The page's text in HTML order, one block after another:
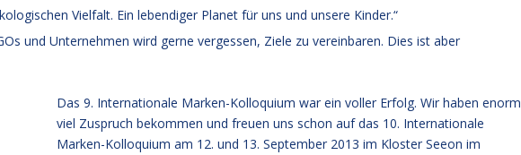
Vielfalt. Ein lebendiger Planet für uns und unsere Kinder.“
und Unternehmen wird gerne vergessen, Ziele zu vereinbaren. Dies ist aber
Das 9. Internationale Marken-Kolloquium war ein voller Erfolg. Wir haben enorm
viel Zuspruch bekommen und freuen uns schon auf das 10. Internationale
Marken-Kolloquium am 12. und 13. September 2013 im Kloster Seeon im